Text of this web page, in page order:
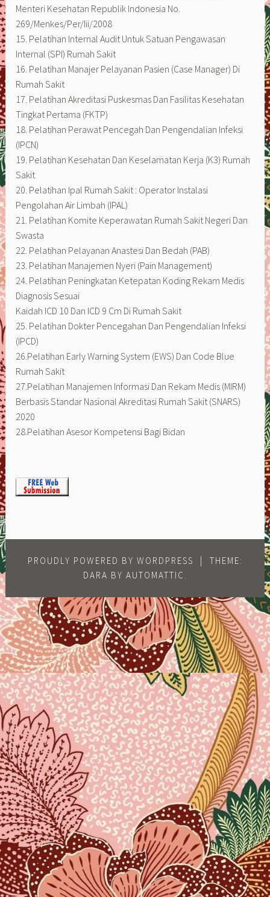
Menteri Kesehatan Republik Indonesia No.
269/Menkes/Per/Iii/2008
15. Pelatihan Internal Audit Untuk Satuan Pengawasan
Internal (SPI) Rumah Sakit
16. Pelatihan Manajer Pelayanan Pasien (Case Manager) Di
Rumah Sakit
17. Pelatihan Akreditasi Puskesmas Dan Fasilitas Kesehatan
Tingkat Pertama (FKTP)
18. Pelatihan Perawat Pencegah Dan Pengendalian Infeksi
(IPCN)
19. Pelatihan Kesehatan Dan Keselamatan Kerja (K3) Rumah
Sakit
20. Pelatihan Ipal Rumah Sakit : Operator Instalasi
Pengolahan Air Limbah (IPAL)
21. Pelatihan Komite Keperawatan Rumah Sakit Negeri Dan
Swasta
22. Pelatihan Pelayanan Anastesi Dan Bedah (PAB)
23. Pelatihan Manajemen Nyeri (Pain Management)
24. Pelatihan Peningkatan Ketepatan Koding Rekam Medis
Diagnosis Sesuai
Kaidah ICD 10 Dan ICD 9 Cm Di Rumah Sakit
25. Pelatihan Dokter Pencegahan Dan Pengendalian Infeksi
(IPCD)
26.Pelatihan Early Warning System (EWS) Dan Code Blue
Rumah Sakit
27.Pelatihan Manajemen Informasi Dan Rekam Medis (MIRM)
Berbasis Standar Nasional Akreditasi Rumah Sakit (SNARS)
2020
28.Pelatihan Asesor Kompetensi Bagi Bidan
PROUDLY POWERED BY WORDPRESS |
THEME:
DARA BY AUTOMATTIC .